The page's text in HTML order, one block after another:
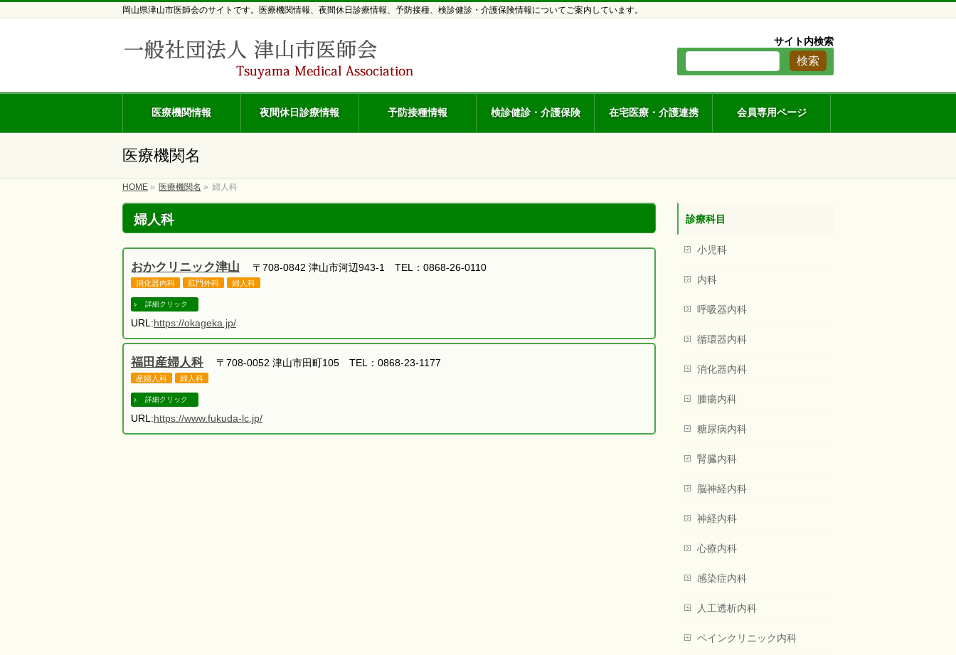
岡山県津山市医師会のサイトです。医療機関情報、夜間休日診療情報、予防接種、検診健診・介護保険情報についてご案内しています。
サイト内検索
医療機関情報 夜間休日診療情報 予防接種情報 検診健診・介護保険 在宅医療・介護連携 会員専用ページ
医療機関名
HOME » 医療機関名 » 婦人科
婦人科
おかクリニック津山 〒708-0842 津山市河辺943-1 TEL：0868-26-0110
消化器内科 肛門外科 婦人科
詳細クリック
URL:https://okageka.jp/
福田産婦人科〒708-0052 津山市田町105 TEL：0868-23-1177
産婦人科 婦人科
詳細クリック
URL:https://www.fukuda-lc.jp/
診療科目
小児科
内科
呼吸器内科
循環器内科
消化器内科
腫瘍内科
糖尿病内科
腎臓内科
脳神経内科
神経内科
心療内科
感染症内科
人工透析内科
ペインクリニック内科